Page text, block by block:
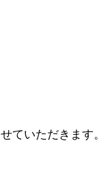
せていただきます。